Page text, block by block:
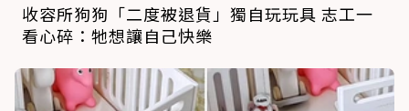
收容所狗狗「二度被退貨」獨自玩玩具 志工一
看心碎：牠想讓自己快樂